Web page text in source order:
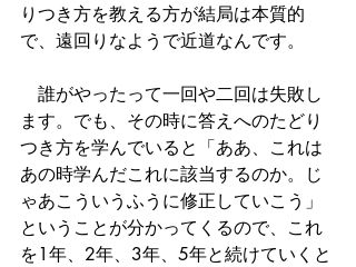
りつき方を教える方が結局は本質的
で、遠回りなようで近道なんです。
誰がやったって一回や二回は失敗し
ます。でも、その時に答えへのたどり
つき方を学んでいると「ああ、これは
あの時学んだこれに該当するのか。じ
ゃあこういうふうに修正していこう」
ということが分かってくるので、これ
を1年、2年、3年、5年と続けていくと